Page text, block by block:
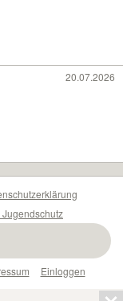
20.07.2026
Jugendschutz
Einloggen